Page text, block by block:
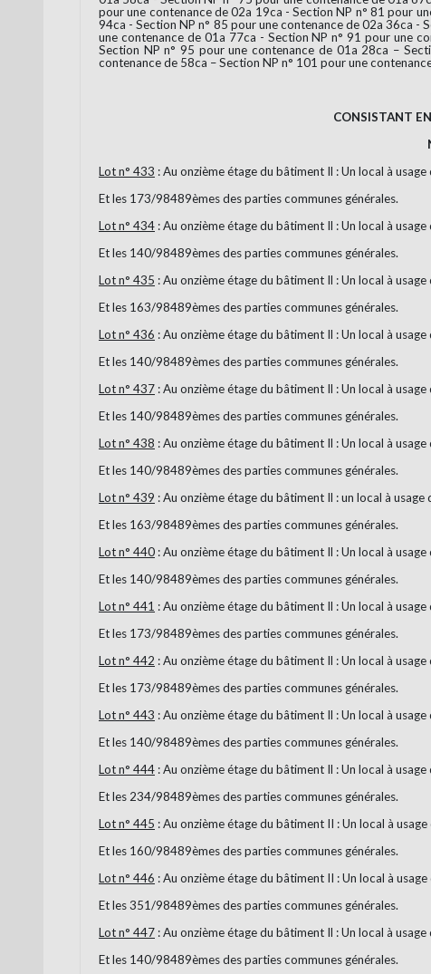
pour une contenance de 02a 19ca - Section NP n° 81 pour
94ca - Section NP n° 85 pour une contenance de 02a 36ca -
une contenance de 01a 77ca - Section NP n° 91 pour une
Section NP n° 95 pour une contenance de 01a 28ca –
contenance de 58ca – Section NP n° 101 pour une
CONSISTANT
Lot n° 433 : Au onzième étage du bâtiment Il : Un local à usage
Et les 173/98489èmes des parties communes générales.
Lot n° 434 : Au onzième étage du bâtiment Il : Un local à usage
Et les 140/98489èmes des parties communes générales.
Lot n° 435 : Au onzième étage du bâtiment Il : Un local à usage
Et les 163/98489èmes des parties communes générales.
Lot n° 436 : Au onzième étage du bâtiment Il : Un local à usage
Et les 140/98489èmes des parties communes générales.
Lot n° 437 : Au onzième étage du bâtiment Il : Un local à usage
Et les 140/98489èmes des parties communes générales.
Lot n° 438 : Au onzième étage du bâtiment Il : Un local à usage
Et les 140/98489èmes des parties communes générales.
Lot n° 439 : Au onzième étage du bâtiment Il : un local à usage
Et les 163/98489èmes des parties communes générales.
Lot n° 440 : Au onzième étage du bâtiment Il : Un local à usage
Et les 140/98489èmes des parties communes générales.
Lot n° 441 : Au onzième étage du bâtiment Il : Un local à usage
Et les 173/98489èmes des parties communes générales.
Lot n° 442 : Au onzième étage du bâtiment Il : Un local à usage
Et les 173/98489èmes des parties communes générales.
Lot n° 443 : Au onzième étage du bâtiment Il : Un local à usage
Et les 140/98489èmes des parties communes générales.
Lot n° 444 : Au onzième étage du bâtiment Il : Un local à usage
Et les 234/98489èmes des parties communes générales.
Lot n° 445 : Au onzième étage du bâtiment II : Un local à
Et les 160/98489èmes des parties communes générales.
Lot n° 446 : Au onzième étage du bâtiment II : Un local à
Et les 351/98489èmes des parties communes générales.
Lot n° 447 : Au onzième étage du bâtiment Il : Un local à usage
Et les 140/98489èmes des parties communes générales.